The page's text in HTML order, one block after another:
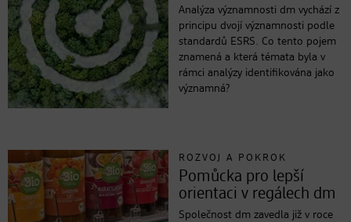
Analýza významnosti dm vychází z
principu dvojí významnosti podle
standardů ESRS. Co tento pojem
znamená a která témata byla v
rámci analýzy identifikována jako
významná?
ROZVOJ A POKROK
Pomůcka pro lepší
orientaci v regálech dm
Společnost dm zavedla již v roce